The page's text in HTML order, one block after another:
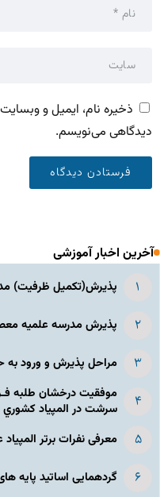
ذخیره نام، ایمیل و
دیدگاهی می‌نویسم.
آخرین اخبار آموزشی
پذیرش(تکمیل ظرفیت)
پذیرش مدرسه علمیه
مراحل پذیرش و ورود به
موفقیت درخشان طلبه
سرشت در المپياد كشوري
معرفی نفرات برتر
گردهمایی اساتید پایه